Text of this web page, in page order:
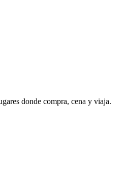
donde compra, cena y viaja.